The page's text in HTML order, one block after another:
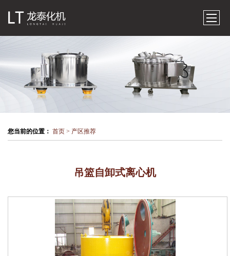
×
产品展示
三足式离心机
平板式下卸料离心机
卧式螺旋卸料离心机
上悬式刮刀下部卸料离心机
甩油机(金属铁屑)
PLD型拉袋离心机
您当前的位置： 首页 产区推荐
吊篮自卸式离心机